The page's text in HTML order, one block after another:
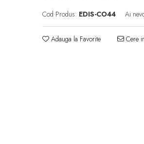
Cod Produs: EDIS-CO44 Ai
Adauga la Favorite Cere